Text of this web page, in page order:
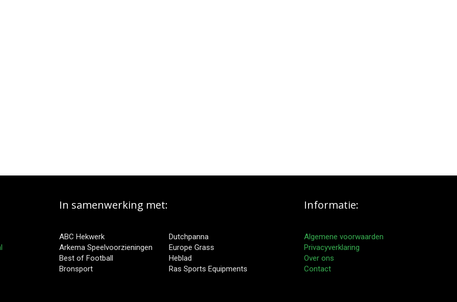
In samenwerking met:
ABC Hekwerk
Arkema Speelvoorzieningen
Best of Football
Bronsport
Dutchpanna
Europe Grass
Heblad
Ras Sports Equipments
Informatie:
Algemene voorwaarden
Privacyverklaring
Over ons
Contact